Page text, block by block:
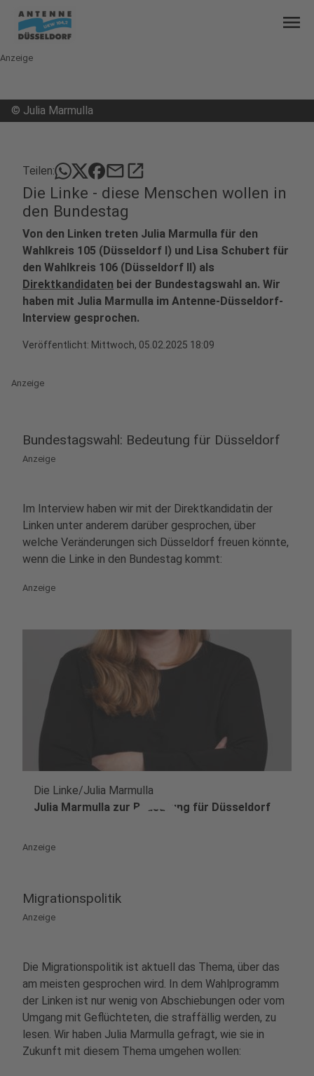
menu
Anzeige
© Julia Marmulla
Teilen: mailopen_in_new
Die Linke - diese Menschen wollen in
den Bundestag
Von den Linken treten Julia Marmulla für den
Wahlkreis 105 (Düsseldorf I) und Lisa Schubert für
den Wahlkreis 106 (Düsseldorf II) als
Direktkandidaten bei der Bundestagswahl an. Wir
haben mit Julia Marmulla im Antenne-Düsseldorf-
Interview gesprochen.
Veröffentlicht: Mittwoch, 05.02.2025 18:09
Anzeige
Bundestagswahl: Bedeutung für Düsseldorf
Anzeige
Im Interview haben wir mit der Direktkandidatin der
Linken unter anderem darüber gesprochen, über
welche Veränderungen sich Düsseldorf freuen könnte,
wenn die Linke in den Bundestag kommt:
Anzeige
play_circle
Die Linke/Julia Marmulla
Julia Marmulla zur Bedeutung für Düsseldorf
Anzeige
Migrationspolitik
Anzeige
Die Migrationspolitik ist aktuell das Thema, über das
am meisten gesprochen wird. In dem Wahlprogramm
der Linken ist nur wenig von Abschiebungen oder vom
Umgang mit Geflüchteten, die straffällig werden, zu
lesen. Wir haben Julia Marmulla gefragt, wie sie in
Zukunft mit diesem Thema umgehen wollen: